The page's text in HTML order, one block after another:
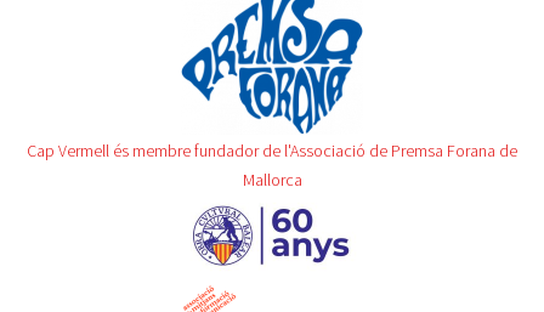
Cap Vermell és membre fundador de l'Associació de Premsa Forana de
Mallorca